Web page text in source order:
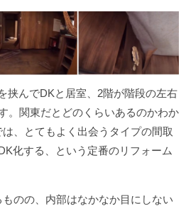
挟んでDKと居室、2階が階段の左右
。関東だとどのくらいあるのかわか
、とてもよく出会うタイプの間取
化する、という定番のリフォーム
のの、内部はなかなか目にしない